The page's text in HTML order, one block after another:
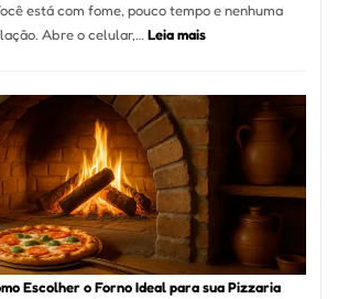
está com fome, pouco tempo e nenhuma
Abre o celular,…Leia mais:
Encontrar
um
Bom
Lugar
para
Comer?
Este
Portal
Escolher o Forno Ideal para sua Pizzaria